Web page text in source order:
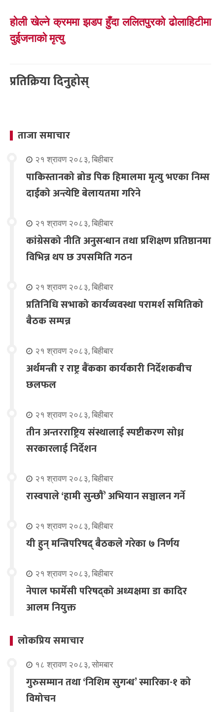
होली खेल्ने क्रममा झडप हुँदा ललितपुरको ढोलाहिटीमा
दुईजनाको मृत्यु
प्रतिक्रिया दिनुहोस्
ताजा समाचार
२१ श्रावण २०८३, बिहीबार
पाकिस्तानको ब्रोड पिक हिमालमा मृत्यु भएका निम्स
दाईको अन्त्येष्टि बेलायतमा गरिने
२१ श्रावण २०८३, बिहीबार
कांग्रेसको नीति अनुसन्धान तथा प्रशिक्षण प्रतिष्ठानमा
विभिन्न थप छ उपसमिति गठन
२१ श्रावण २०८३, बिहीबार
प्रतिनिधि सभाको कार्यव्यवस्था परामर्श समितिको
बैठक सम्पन्न
२१ श्रावण २०८३, बिहीबार
अर्थमन्त्री र राष्ट्र बैंकका कार्यकारी निर्देशकबीच
छलफल
२१ श्रावण २०८३, बिहीबार
तीन अन्तरराष्ट्रिय संस्थालाई स्पष्टीकरण सोध्न
सरकारलाई निर्देशन
२१ श्रावण २०८३, बिहीबार
रास्वपाले ‘हामी सुन्छौँ’ अभियान सञ्चालन गर्ने
२१ श्रावण २०८३, बिहीबार
यी हुन् मन्त्रिपरिषद् बैठकले गरेका ७ निर्णय
२१ श्रावण २०८३, बिहीबार
नेपाल फार्मेसी परिषद्को अध्यक्षमा डा कादिर
आलम नियुक्त
लोकप्रिय समाचार
१८ श्रावण २०८३, सोमबार
गुरुसम्मान तथा ‘निशिम सुगन्ध’ स्मारिका-१ को
विमोचन